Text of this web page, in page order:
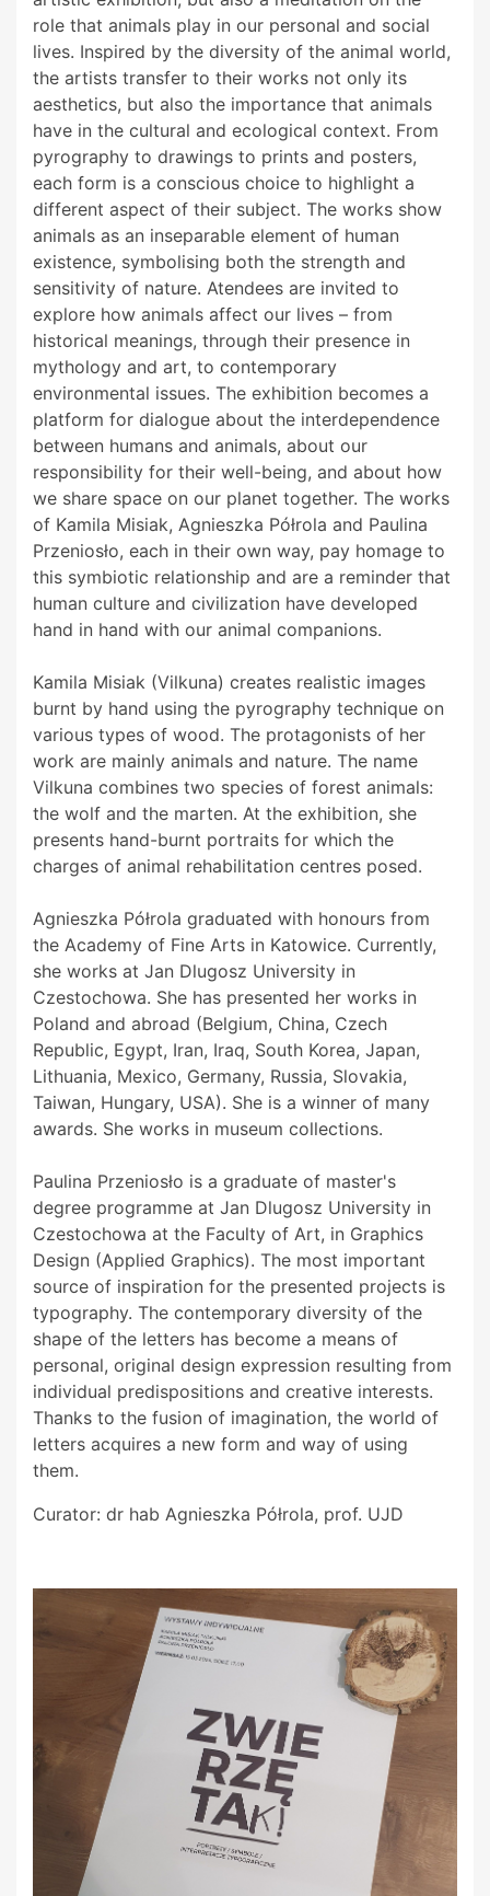
role that animals play in our personal and social
lives. Inspired by the diversity of the animal world,
the artists transfer to their works not only its
aesthetics, but also the importance that animals
have in the cultural and ecological context. From
pyrography to drawings to prints and posters,
each form is a conscious choice to highlight a
different aspect of their subject. The works show
animals as an inseparable element of human
existence, symbolising both the strength and
sensitivity of nature. Atendees are invited to
explore how animals affect our lives – from
historical meanings, through their presence in
mythology and art, to contemporary
environmental issues. The exhibition becomes a
platform for dialogue about the interdependence
between humans and animals, about our
responsibility for their well-being, and about how
we share space on our planet together. The works
of Kamila Misiak, Agnieszka Półrola and Paulina
Przeniosło, each in their own way, pay homage to
this symbiotic relationship and are a reminder that
human culture and civilization have developed
hand in hand with our animal companions.
Kamila Misiak (Vilkuna) creates realistic images
burnt by hand using the pyrography technique on
various types of wood. The protagonists of her
work are mainly animals and nature. The name
Vilkuna combines two species of forest animals:
the wolf and the marten. At the exhibition, she
presents hand-burnt portraits for which the
charges of animal rehabilitation centres posed.
Agnieszka Półrola graduated with honours from
the Academy of Fine Arts in Katowice. Currently,
she works at Jan Dlugosz University in
Czestochowa. She has presented her works in
Poland and abroad (Belgium, China, Czech
Republic, Egypt, Iran, Iraq, South Korea, Japan,
Lithuania, Mexico, Germany, Russia, Slovakia,
Taiwan, Hungary, USA). She is a winner of many
awards. She works in museum collections.
Paulina Przeniosło is a graduate of master's
degree programme at Jan Dlugosz University in
Czestochowa at the Faculty of Art, in Graphics
Design (Applied Graphics). The most important
source of inspiration for the presented projects is
typography. The contemporary diversity of the
shape of the letters has become a means of
personal, original design expression resulting from
individual predispositions and creative interests.
Thanks to the fusion of imagination, the world of
letters acquires a new form and way of using
them.
Curator: dr hab Agnieszka Półrola, prof. UJD